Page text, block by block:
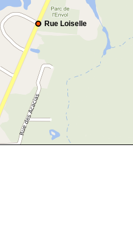
Rue Loiselle